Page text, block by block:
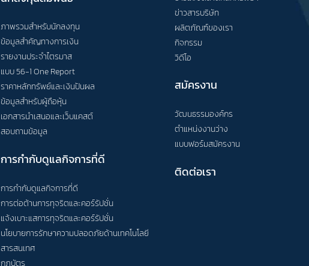
ภาพรวมสำหรับนักลงทุน
ข้อมูลสำคัญทางการเงิน
รายงานประจำไตรมาส
แบบ 56-1 One Report
ราคาหลักทรัพย์และเงินปันผล
ข้อมูลสำหรับผู้ถือหุ้น
เอกสารนำเสนอและเว็บแคสต์
สอบถามข้อมูล
การกำกับดูแลกิจการที่ดี
การกำกับดูแลกิจการที่ดี
การต่อต้านการทุจริตและคอร์รัปชั่น
แจ้งเบาะแสการทุจริตและคอร์รัปชั่น
นโยบายการรักษาความปลอดภัยด้านเทคโนโลยี
สารสนเทศ
กฎบัตร
ข่าวสารบริษัท
ผลิตภัณฑ์ของเรา
กิจกรรม
วิดีโอ
สมัครงาน
วัฒนธรรมองค์กร
ตำแหน่งงานว่าง
แบบฟอร์มสมัครงาน
ติดต่อเรา